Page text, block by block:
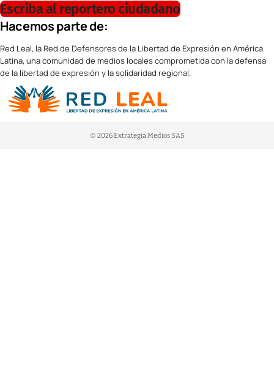
Escriba al reportero ciudadano
Hacemos parte de:
Red Leal, la Red de Defensores de la Libertad de Expresión en América
Latina, una comunidad de medios locales comprometida con la defensa
de la libertad de expresión y la solidaridad regional.
© 2026 Extrategia Medios SAS